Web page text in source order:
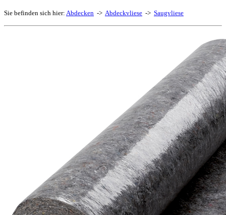
Sie befinden sich hier: Abdecken -> Abdeckvliese -> Saugvliese